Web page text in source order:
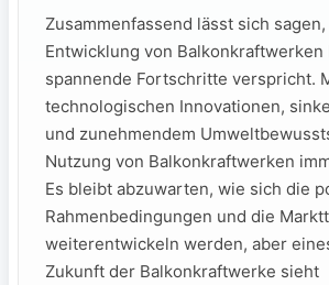
Zusammenfassend lässt sich
Entwicklung ⁢von
spannende Fortschritte verspricht.
technologischen ‍Innovationen,
und zunehmendem
Nutzung von Balkonkraftwerken
Es bleibt abzuwarten, wie sich die
Rahmenbedingungen und die
weiterentwickeln⁢ werden, ‌aber
Zukunft der Balkonkraftwerke sieht